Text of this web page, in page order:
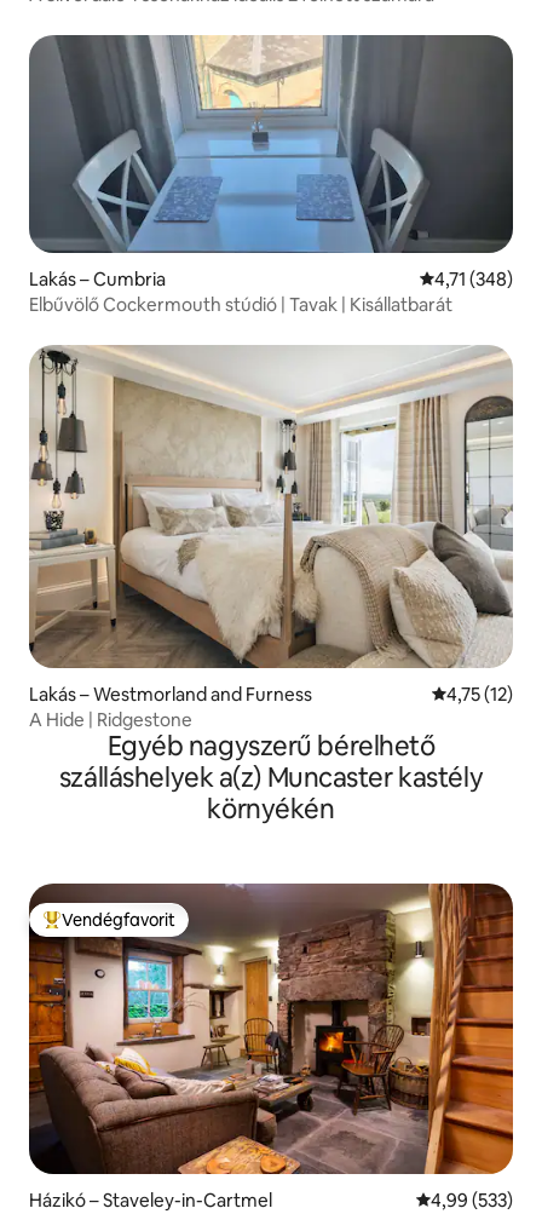
Lakás – Cumbria Átlagos
4,71 (348)
Elbűvölő Cockermouth stúdió | Tavak | Kisállatbarát
Lakás – Westmorland and Furness Átlagos
4,75 (12)
A Hide | Ridgestone
Egyéb nagyszerű bérelhető
szálláshelyek a(z) Muncaster kastély
környékén
Kiemelt vendégfavorit
Vendégfavorit
Házikó – Staveley-in-Cartmel Átlagos
4,99 (533)